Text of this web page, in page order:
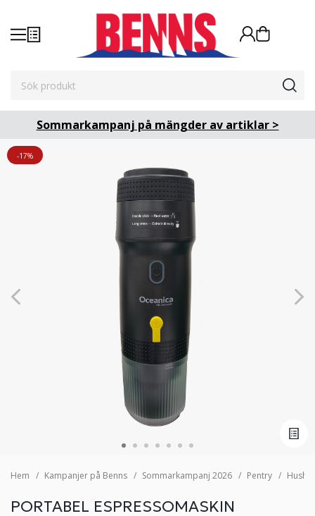
Sommarkampanj på mängder av artiklar >
-17%
Hem Kampanjer på Benns Sommarkampanj 2026 Pentry
PORTABEL ESPRESSOMASKIN